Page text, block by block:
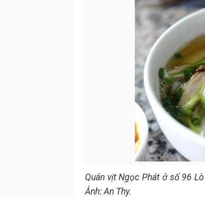
Quán vịt Ngọc Phát ở số 96
Ảnh: An Thy.